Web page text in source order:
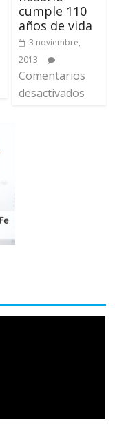
cumple 110
años de vida
3 noviembre,
2013
Comentarios
desactivados